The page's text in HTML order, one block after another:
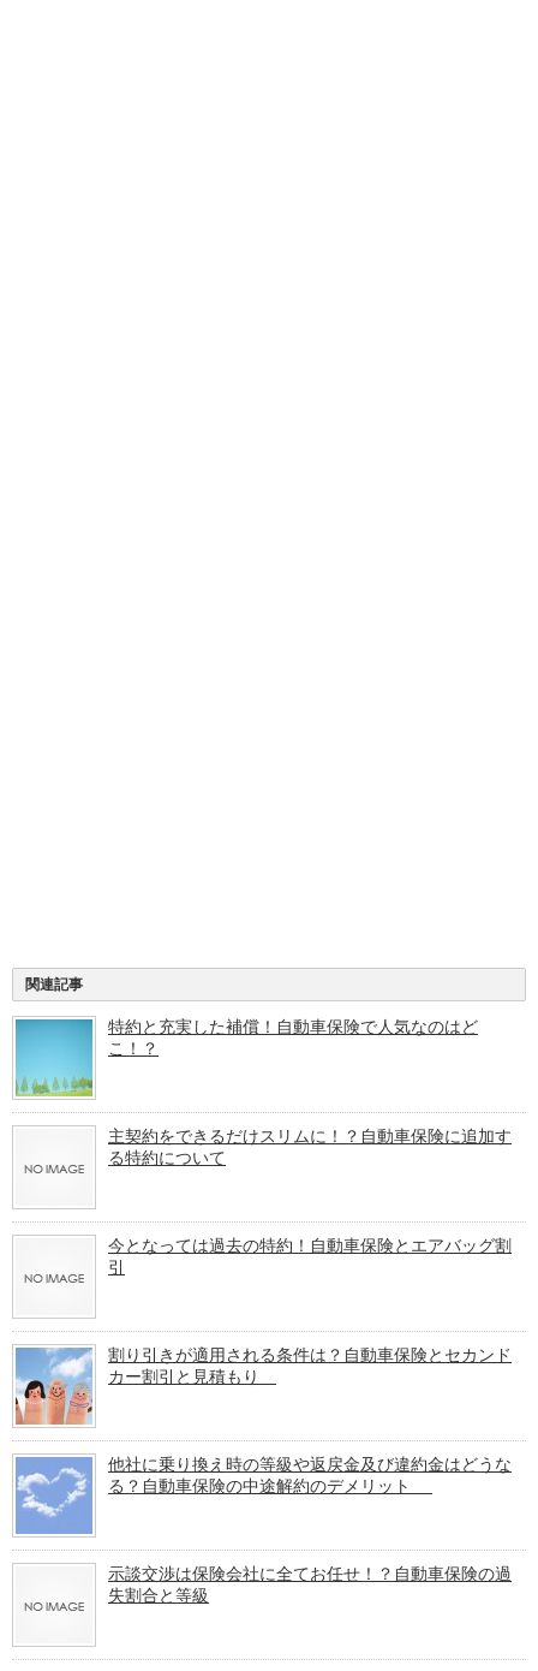
関連記事
特約と充実した補償！自動車保険で人気なのはど
こ！？
主契約をできるだけスリムに！？自動車保険に追加す
る特約について
今となっては過去の特約！自動車保険とエアバッグ割
引
割り引きが適用される条件は？自動車保険とセカンド
カー割引と見積もり
他社に乗り換え時の等級や返戻金及び違約金はどうな
る？自動車保険の中途解約のデメリット
示談交渉は保険会社に全てお任せ！？自動車保険の過
失割合と等級